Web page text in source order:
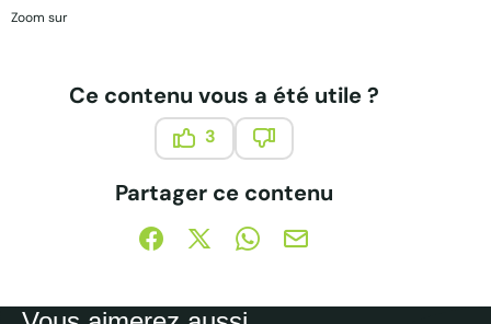
Zoom sur
Ce contenu vous a été utile ?
3
Partager ce contenu
Partager sur Facebook (nouvelle fenêtre)
Partager sur X / Twitter (nouvelle
Partager sur WhatsApp
Partager par mail